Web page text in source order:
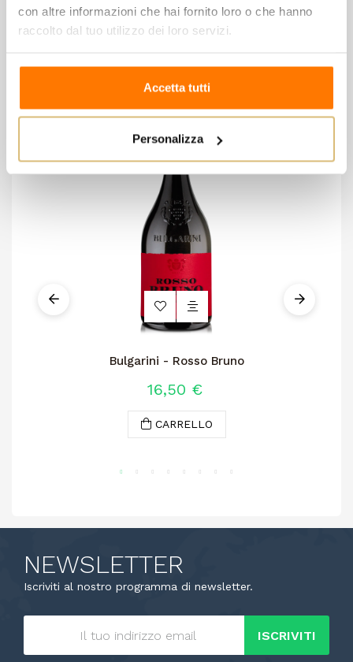
con altre informazioni che hai fornito loro o che hanno
raccolto dal tuo utilizzo dei loro servizi.
Accetta tutti
Personalizza
8 altri prodotti della stessa
categoria:
Bulgarini - Rosso Bruno
16,50 €
CARRELLO
NEWSLETTER
Iscriviti al nostro programma di newsletter.
ISCRIVITI